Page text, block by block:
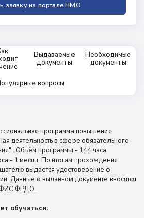
заявку на портале НМО
Выдаваемые
документы
Необходимые
документы
вопросы
программа повышения
деятельность в сфере обязательного
. Объём программы - 144 часа.
- 1 месяц. По итогам прохождения
выдаётся удостоверение о
Данные о выданном документе вносятся
ФИС ФРДО.
обучаться: